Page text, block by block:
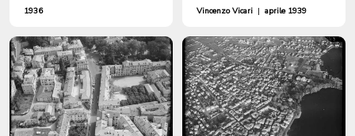
1936 Vincenzo Vicari | aprile 1939